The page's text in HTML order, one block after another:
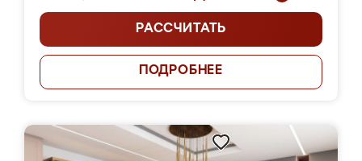
РАССЧИТАТЬ
ПОДРОБНЕЕ